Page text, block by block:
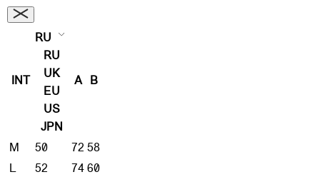
INT
RU
RU
UK
EU
US
JPN
A B
M 50 72 58
L
52 74 60